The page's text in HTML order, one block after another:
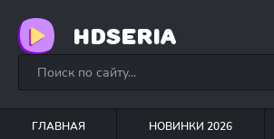
HDSERIA
ГЛАВНАЯ НОВИНКИ 2026